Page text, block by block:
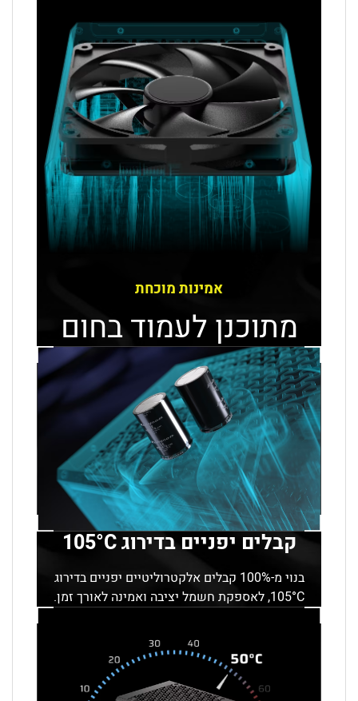
אמינות מוכחת
מתוכנן לעמוד בחום
קבלים יפניים בדירוג 105°C
בנוי מ-100% קבלים אלקטרוליטיים יפניים בדירוג
105°C, לאספקת חשמל יציבה ואמינה לאורך זמן.